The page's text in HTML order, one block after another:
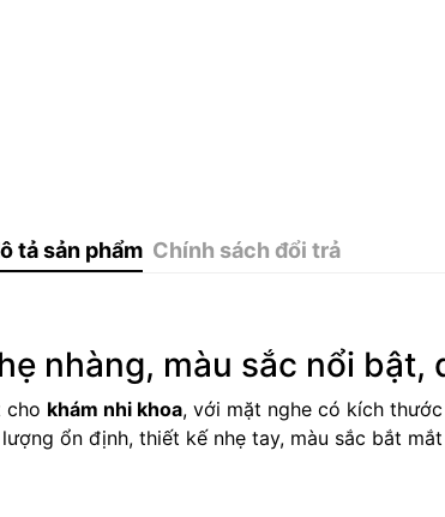
tả sản phẩm Chính sách đổi trả
nhàng, màu sắc nổi
cho khám nhi khoa, với mặt nghe có kích
ổn định, thiết kế nhẹ tay, màu sắc bắt